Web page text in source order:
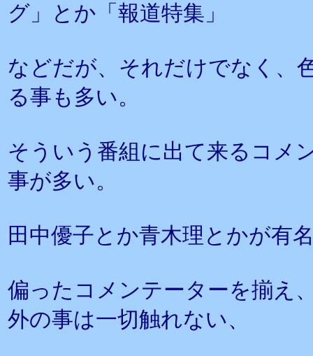
グ」とか「報道特集」
などだが、それだけでなく、
る事も多い。
そういう番組に出て来るコメ
事が多い。
田中優子とか青木理とかが有
偏ったコメンテーターを揃え
外の事は一切触れない、